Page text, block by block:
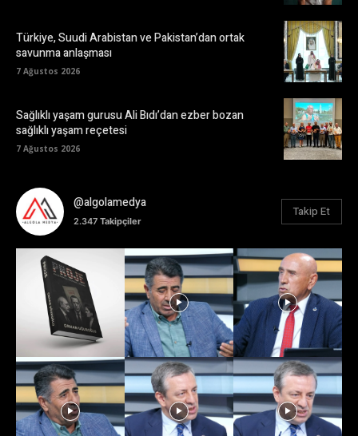
Türkiye, Suudi Arabistan ve Pakistan’dan ortak
savunma anlaşması
7 Ağustos 2026
Sağlıklı yaşam gurusu Ali Bıdı’dan ezber bozan
sağlıklı yaşam reçetesi
7 Ağustos 2026
@algolamedya
2.347 Takipçiler
Takip Et